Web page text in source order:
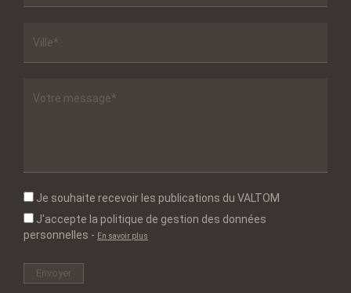
Je souhaite recevoir les publications du VALTOM
J'accepte la politique de gestion des données
personnelles - En savoir plus